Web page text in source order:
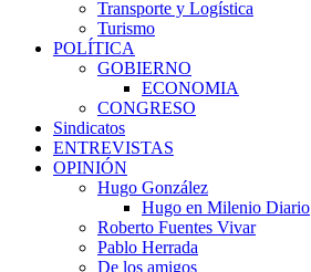
Transporte y Logística
Turismo
POLÍTICA
GOBIERNO
ECONOMIA
CONGRESO
Sindicatos
ENTREVISTAS
OPINIÓN
Hugo González
Hugo en Milenio Diario
Roberto Fuentes Vivar
Pablo Herrada
De los amigos